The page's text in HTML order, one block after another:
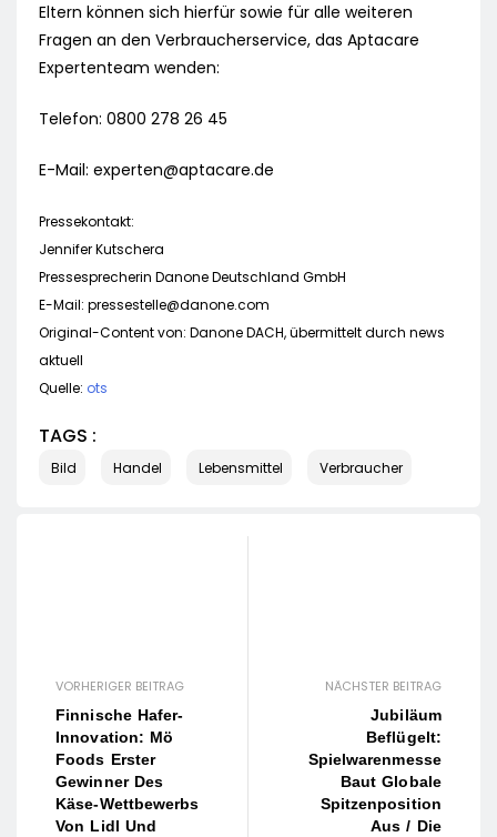
Eltern können sich hierfür sowie für alle weiteren
Fragen an den Verbraucherservice, das Aptacare
Expertenteam wenden:
Telefon: 0800 278 26 45
E-Mail: experten@aptacare.de
Pressekontakt:
Jennifer Kutschera
Pressesprecherin Danone Deutschland GmbH
E-Mail: pressestelle@danone.com
Original-Content von: Danone DACH, übermittelt durch news
aktuell
Quelle: ots
TAGS :
Bild Handel Lebensmittel Verbraucher
VORHERIGER BEITRAG
Finnische Hafer-
Innovation: Mö
Foods Erster
Gewinner Des
Käse-Wettbewerbs
Von Lidl Und
NÄCHSTER BEITRAG
Jubiläum
Beflügelt:
Spielwarenmesse
Baut Globale
Spitzenposition
Aus / Die